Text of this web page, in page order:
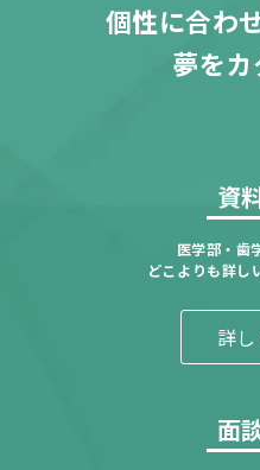
個性に合わ
夢をカ
資
医学部・歯
どこよりも詳し
詳
面